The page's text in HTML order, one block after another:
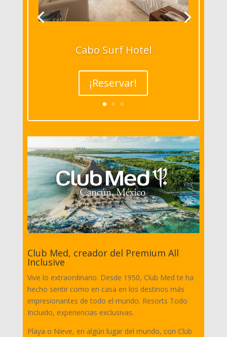
Cabo Surf Hotel
¡Reservar!
Club Med, creador del Premium All
Inclusive
Vive lo extraordinario. Desde 1950, Club Med te ha
hecho sentir como en casa en los destinos más
impresionantes de todo el mundo. Resorts Todo
Incluido, experiencias exclusivas.
Playa o Nieve, en algún lugar del mundo, con Club